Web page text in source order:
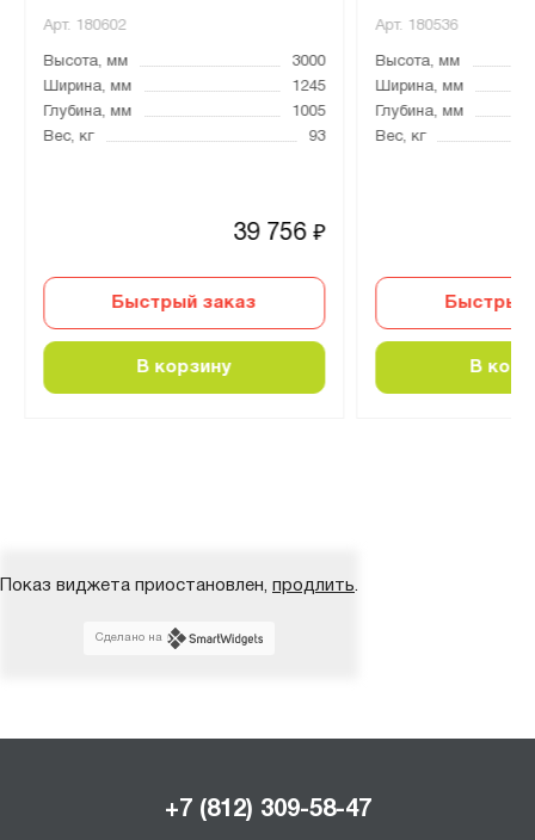
Арт. 180602
Высота, мм
3000
Ширина, мм
1245
Глубина, мм
1005
Вес, кг
93
39 756₽
Быстрый заказ
В корзину
Арт. 180536
Высота, мм
Ширина, мм
Глубина, мм
Вес, кг
Быстрый
В
Показ виджета приостановлен, продлить.
Сделано на
+7 (812) 309-58-47